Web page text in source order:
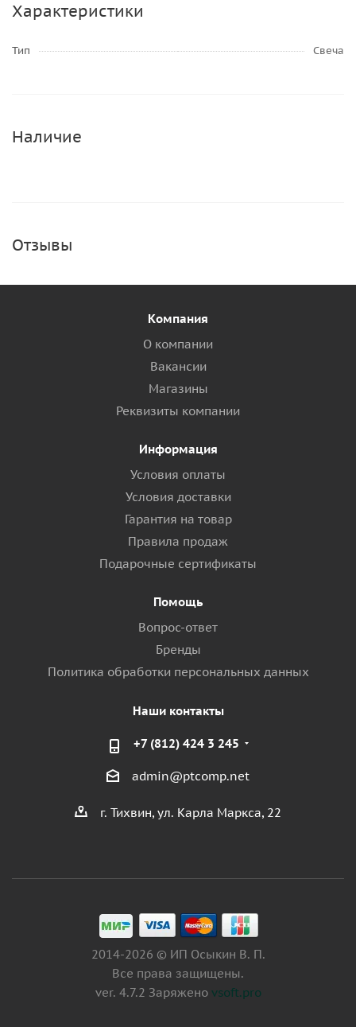
Характеристики
Тип Свеча
Наличие
Отзывы
Компания
О компании
Вакансии
Магазины
Реквизиты компании
Информация
Условия оплаты
Условия доставки
Гарантия на товар
Правила продаж
Подарочные сертификаты
Помощь
Вопрос-ответ
Бренды
Политика обработки персональных данных
Наши контакты
+7 (812) 424 3 245
admin@ptcomp.net
г. Тихвин, ул. Карла Маркса, 22
2014-2026 © ИП Осыкин В. П.
Все права защищены.
ver. 4.7.2 Заряжено vsoft.pro